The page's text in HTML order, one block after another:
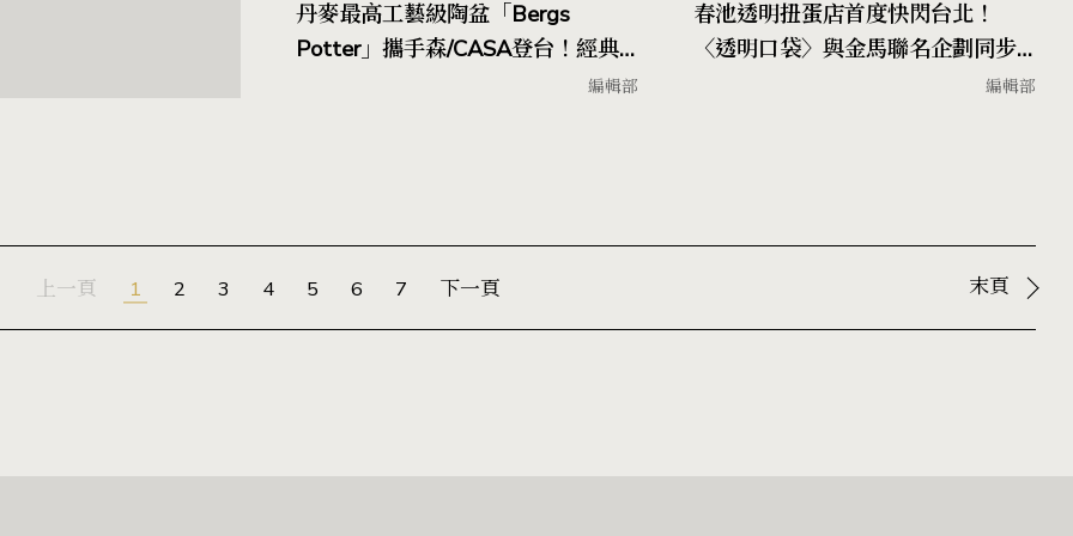
丹麥最高工藝級陶盆「Bergs
Potter」攜手森/CASA登台！經典
裸陶呈現礦物原彩、飽和亮釉展演
編輯部
春池透明扭蛋店首度快閃台北！
〈透明口袋〉與金馬聯名企劃同步
亮相，以玻璃輕工藝開啟城市新日
編輯部
上一頁 1 2 3 4 5 6 7 下一頁 末頁